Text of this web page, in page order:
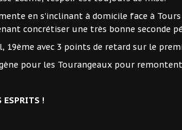
en s'inclinant à domicile face à
concrétiser une très bonne seconde
19ème avec 3 points de retard sur le
pour les Tourangeaux pour
ESPRITS !